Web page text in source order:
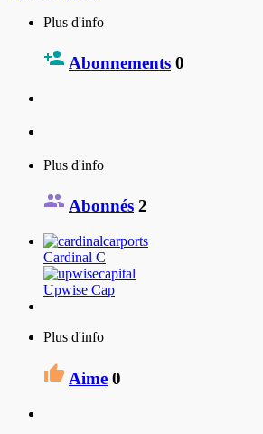
Plus d'info
Abonnements 0
Plus d'info
Abonnés 2
Cardinal C
Upwise Cap
Plus d'info
Aime 0